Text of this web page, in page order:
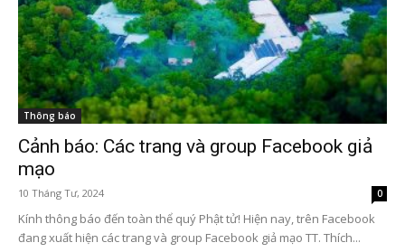
Thông báo
Cảnh báo: Các trang và group Facebook giả
mạo
10 Tháng Tư, 2024 0
Kính thông báo đến toàn thể quý Phật tử! Hiện nay, trên Facebook
đang xuất hiện các trang và group Facebook giả mạo TT. Thích...